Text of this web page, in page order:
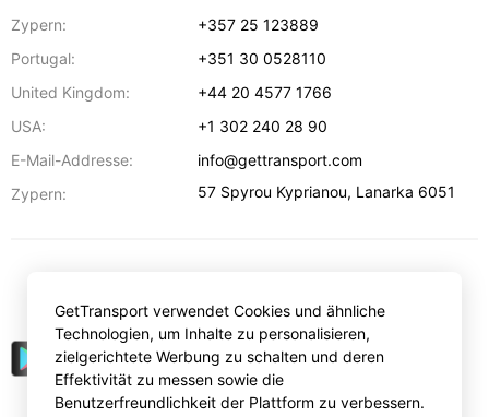
Zypern:
+357 25 123889
Portugal:
+351 30 0528110
United Kingdom:
+44 20 4577 1766
USA:
+1 302 240 28 90
E-Mail-Addresse:
info@gettransport.com
Zypern:
57 Spyrou Kyprianou, Lanarka 6051
GetTransport verwendet Cookies und ähnliche
Technologien, um Inhalte zu personalisieren,
zielgerichtete Werbung zu schalten und deren
Effektivität zu messen sowie die
Benutzerfreundlichkeit der Plattform zu verbessern.